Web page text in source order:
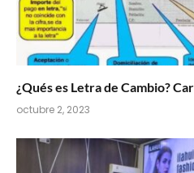
¿Qués es Letra de Cambio?
octubre 2, 2023